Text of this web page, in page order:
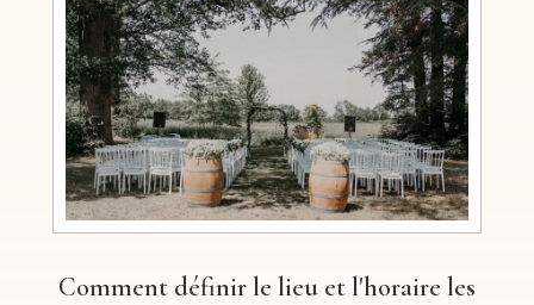
Comment définir le lieu et l'horaire les